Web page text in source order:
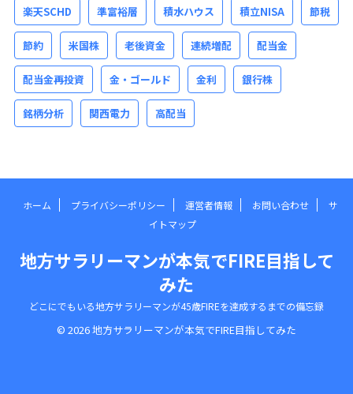
楽天SCHD 準富裕層 積水ハウス 積立NISA 節税
節約 米国株 老後資金 連続増配 配当金
配当金再投資 金・ゴールド 金利 銀行株
銘柄分析 関西電力 高配当
ホーム プライバシーポリシー 運営者情報 お問い合わせ
サ
イトマップ
地方サラリーマンが本気でFIRE目指して
みた
どこにでもいる地方サラリーマンが45歳FIREを達成するまでの備忘録
© 2026 地方サラリーマンが本気でFIRE目指してみた